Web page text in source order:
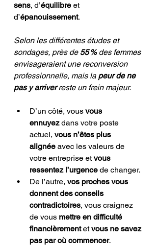
sens, d’équilibre et
d’épanouissement.
Selon les différentes études et
sondages, près de 55 % des femmes
envisageraient une reconversion
professionnelle, mais la peur de ne
pas y arriver reste un frein majeur.
D’un côté, vous vous
ennuyez dans votre poste
actuel, vous n’êtes plus
alignée avec les valeurs de
votre entreprise et vous
ressentez l’urgence de changer.
De l’autre, vos proches vous
donnent des conseils
contradictoires, vous craignez
de vous mettre en difficulté
financièrement et vous ne savez
pas par où commencer.